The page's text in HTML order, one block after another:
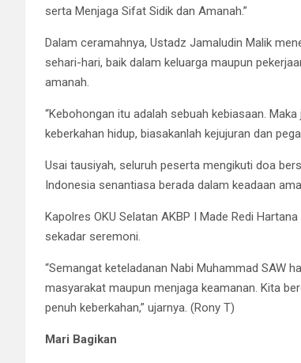
serta Menjaga Sifat Sidik dan Amanah.”
Dalam ceramahnya, Ustadz Jamaludin Malik
sehari-hari, baik dalam keluarga maupun
amanah.
“Kebohongan itu adalah sebuah kebiasaan.
keberkahan hidup, biasakanlah kejujuran dan
Usai tausiyah, seluruh peserta mengikuti doa
Indonesia senantiasa berada dalam keadaan
Kapolres OKU Selatan AKBP I Made Redi
sekadar seremoni.
“Semangat keteladanan Nabi Muhammad SAW
masyarakat maupun menjaga keamanan. Kita
penuh keberkahan,” ujarnya. (Rony T)
Mari Bagikan